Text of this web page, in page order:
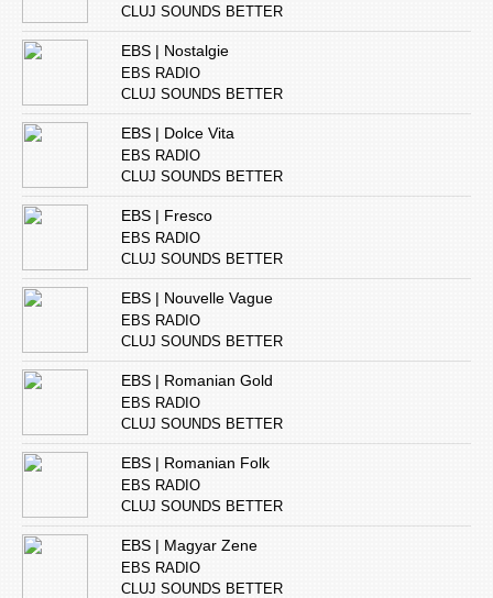
CLUJ SOUNDS BETTER
EBS | Nostalgie
EBS RADIO
CLUJ SOUNDS BETTER
EBS | Dolce Vita
EBS RADIO
CLUJ SOUNDS BETTER
EBS | Fresco
EBS RADIO
CLUJ SOUNDS BETTER
EBS | Nouvelle Vague
EBS RADIO
CLUJ SOUNDS BETTER
EBS | Romanian Gold
EBS RADIO
CLUJ SOUNDS BETTER
EBS | Romanian Folk
EBS RADIO
CLUJ SOUNDS BETTER
EBS | Magyar Zene
EBS RADIO
CLUJ SOUNDS BETTER